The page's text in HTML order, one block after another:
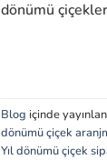
dönümü
Blog içinde
dönümü çiçek
Yıl dönümü çiçek